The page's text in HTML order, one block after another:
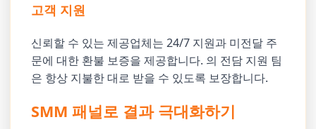
고객 지원
신뢰할 수 있는 제공업체는 24/7 지원과 미전달 주
문에 대한 환불 보증을 제공합니다. 의 전담 지원 팀
은 항상 지불한 대로 받을 수 있도록 보장합니다.
SMM 패널로 결과 극대화하기